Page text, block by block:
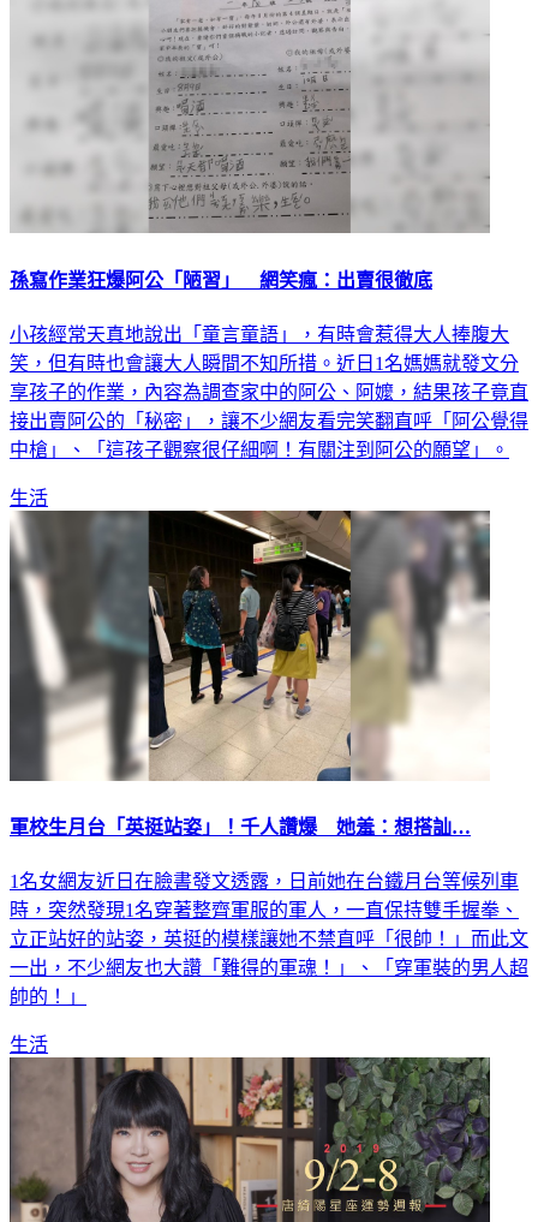
孫寫作業狂爆阿公「陋習」 網笑瘋：出賣很徹底
小孩經常天真地說出「童言童語」，有時會惹得大人捧腹大
笑，但有時也會讓大人瞬間不知所措。近日1名媽媽就發文分
享孩子的作業，內容為調查家中的阿公、阿嬤，結果孩子竟直
接出賣阿公的「秘密」，讓不少網友看完笑翻直呼「阿公覺得
中槍」、「這孩子觀察很仔細啊！有關注到阿公的願望」。
生活
軍校生月台「英挺站姿」！千人讚爆 她羞：想搭訕…
1名女網友近日在臉書發文透露，日前她在台鐵月台等候列車
時，突然發現1名穿著整齊軍服的軍人，一直保持雙手握拳、
立正站好的站姿，英挺的模樣讓她不禁直呼「很帥！」而此文
一出，不少網友也大讚「難得的軍魂！」、「穿軍裝的男人超
帥的！」
生活